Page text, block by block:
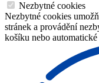
Nezbytné cookies
Nezbytné cookies
stránek a provádění
košíku nebo